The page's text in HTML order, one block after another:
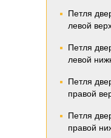
Петля
левой
Петля
левой
Петля
правой
Петля
правой